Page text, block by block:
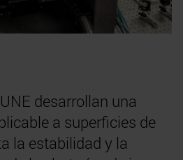
desarrollan una
a superficies de
la estabilidad y la